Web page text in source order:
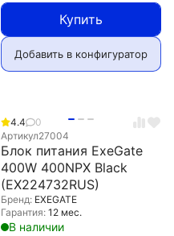
Купить
Добавить в конфигуратор
4.4
0
Артикул27004
Блок питания ExeGate
400W 400NPX Black
(EX224732RUS)
Бренд: EXEGATE
Гарантия: 12 мес.
В наличии